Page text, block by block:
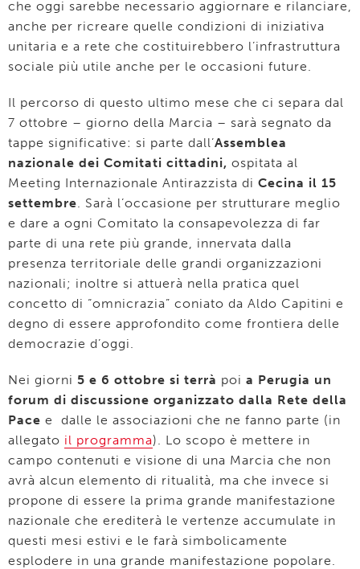
che oggi sarebbe necessario aggiornare e rilanciare,
anche per ricreare quelle condizioni di iniziativa
unitaria e a rete che costituirebbero l’infrastruttura
sociale più utile anche per le occasioni future.
Il percorso di questo ultimo mese che ci separa dal
7 ottobre – giorno della Marcia – sarà segnato da
tappe significative: si parte dall’Assemblea
nazionale dei Comitati cittadini, ospitata al
Meeting Internazionale Antirazzista di Cecina il 15
settembre . Sarà l’occasione per strutturare meglio
e dare a ogni Comitato la consapevolezza di far
parte di una rete più grande, innervata dalla
presenza territoriale delle grandi organizzazioni
nazionali; inoltre si attuerà nella pratica quel
concetto di “omnicrazia” coniato da Aldo Capitini e
degno di essere approfondito come frontiera delle
democrazie d’oggi.
Nei giorni 5 e 6 ottobre si terrà poi a Perugia un
forum di discussione organizzato dalla Rete della
Pace e dalle le associazioni che ne fanno parte (in
allegato il programma). Lo scopo è mettere in
campo contenuti e visione di una Marcia che non
avrà alcun elemento di ritualità, ma che invece si
propone di essere la prima grande manifestazione
nazionale che erediterà le vertenze accumulate in
questi mesi estivi e le farà simbolicamente
esplodere in una grande manifestazione popolare.